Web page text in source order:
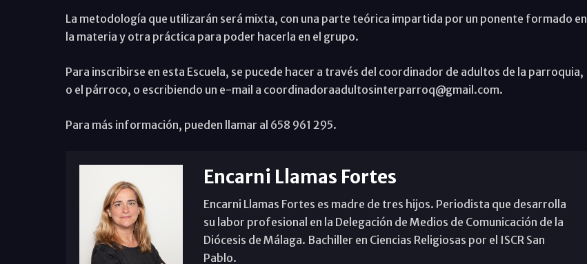
La metodología que utilizarán será mixta, con una parte teórica impartida por un ponente formado en
la materia y otra práctica para poder hacerla en el grupo.
Para inscribirse en esta Escuela, se pucede hacer a través del coordinador de adultos de la parroquia,
o el párroco, o escribiendo un e-mail a coordinadoraadultosinterparroq@gmail.com.
Para más información, pueden llamar al 658 961 295.
Encarni Llamas Fortes
Encarni Llamas Fortes es madre de tres hijos. Periodista que desarrolla
su labor profesional en la Delegación de Medios de Comunicación de la
Diócesis de Málaga. Bachiller en Ciencias Religiosas por el ISCR San
Pablo.